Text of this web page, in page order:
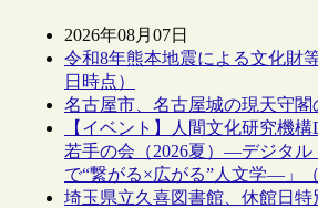
2026年08月07日
令和8年熊本地震による文化財
日時点）
名古屋市、名古屋城の現天守閣
【イベント】人間文化研究機
若手の会（2026夏）―デジタ
で“繋がる×広がる”人文学―」（
埼玉県立久喜図書館、休館日特